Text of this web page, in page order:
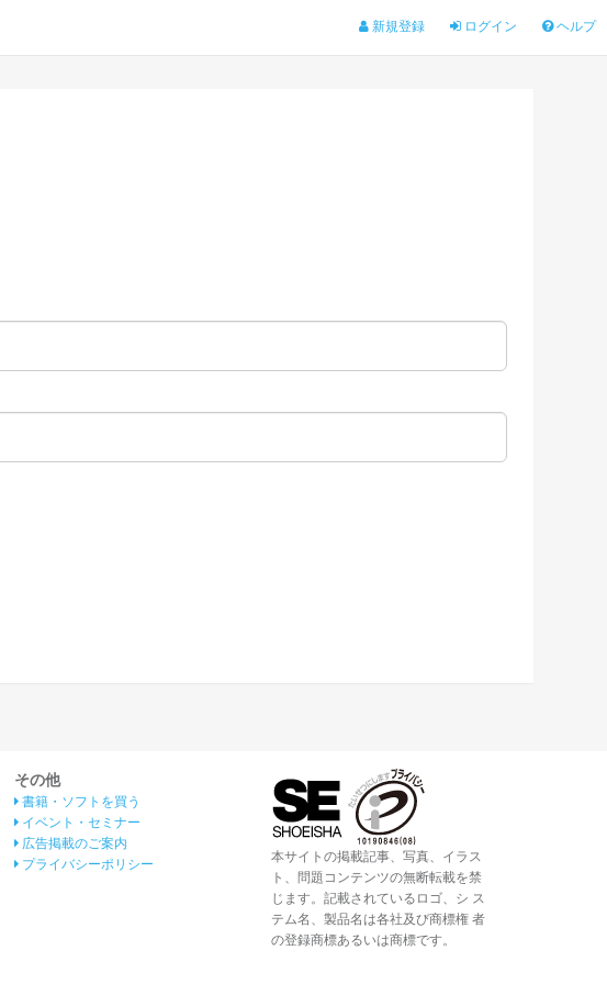
新規登録 ログイン ヘルプ
その他
書籍・ソフトを買う
イベント・セミナー
広告掲載のご案内
プライバシーポリシー
本サイトの掲載記事、写真、イラス
ト、問題コンテンツの無断転載を禁
じます。記載されているロゴ、シ ス
テム名、製品名は各社及び商標権 者
の登録商標あるいは商標です。